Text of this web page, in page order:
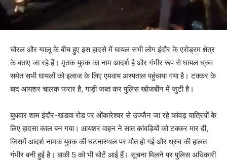
चोरल और ग्वालू के बीच हुए इस हादसे में घायल सभी लोग इंदौर के एरोड्रम क्षेत्र
के बताए जा रहे हैं। मृतक युवक का नाम आदर्श है और गंभीर रूप से घायल ध्रुव
समेत सभी घायलों को इलाज के लिए एमवाय अस्पताल पहुंचाया गया है। टक्कर के
बाद आयशर चालक फरार है, गाड़ी जब्त कर पुलिस खोजबीन में जुटी है।
बुधवार शाम इंदौर-खंडवा रोड पर ओंकारेश्वर से उज्जैन जा रहे कांवड़ यात्रियों के
लिए हादसा काल बन गया। आयशर वाहन ने सात कांवड़ियों को टक्कर मार दी,
जिसमें आदर्श नामक युवक की घटनास्थल पर मौत हो गई और ध्रुव की हालत
गंभीर बनी हुई है। बाकी 5 को भी चोटें आई हैं। सूचना मिलने पर पुलिस अधिकारी